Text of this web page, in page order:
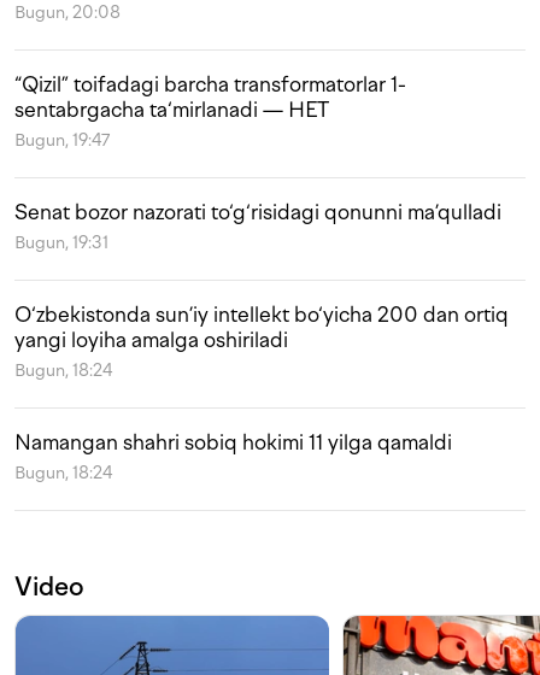
Bugun, 20:08
“Qizil” toifadagi barcha transformatorlar 1-
sentabrgacha ta‘mirlanadi — HET
Bugun, 19:47
Senat bozor nazorati to‘g‘risidagi qonunni ma’qulladi
Bugun, 19:31
O‘zbekistonda sun’iy intellekt bo‘yicha 200 dan ortiq
yangi loyiha amalga oshiriladi
Bugun, 18:24
Namangan shahri sobiq hokimi 11 yilga qamaldi
Bugun, 18:24
Video